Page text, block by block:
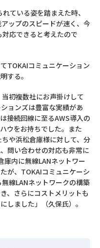
ている姿を踏まえた時、
ップのスピードが速く、今
応できると考えたので
TOKAIコミュニケーション
する。
当初複数社にお声掛けして
ョンズは豊富な実績があ
接続回線に至るAWS導入の
ウをお持ちでした。また
や浜松倉庫様に対して、分
問い合わせの対応も非常に
庫内に無線LANネットワー
が、TOKAIコミュニケーシ
線LANネットワークの構築
、さらにコストメリットも
しました」（久保氏）。